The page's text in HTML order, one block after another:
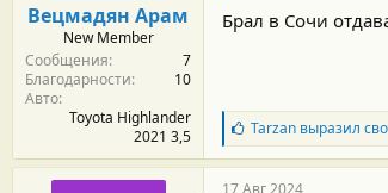
Вецмадян Арам
New Member
Сообщения
7
Благодарности
10
Авто
Toyota Highlander
2021 3,5
Брал в Сочи
Б
л
а
г
Tarzanвыразил
17 Авг 2024